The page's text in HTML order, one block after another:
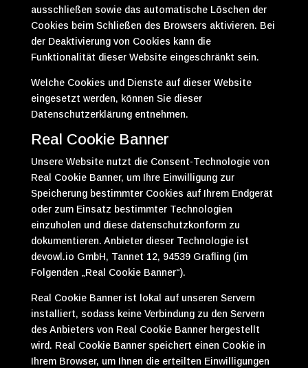
ausschließen sowie das automatische Löschen der
Cookies beim Schließen des Browsers aktivieren. Bei
der Deaktivierung von Cookies kann die
Funktionalität dieser Website eingeschränkt sein.
Welche Cookies und Dienste auf dieser Website
eingesetzt werden, können Sie dieser
Datenschutzerklärung entnehmen.
Real Cookie Banner
Unsere Website nutzt die Consent-Technologie von
Real Cookie Banner, um Ihre Einwilligung zur
Speicherung bestimmter Cookies auf Ihrem Endgerät
oder zum Einsatz bestimmter Technologien
einzuholen und diese datenschutzkonform zu
dokumentieren. Anbieter dieser Technologie ist
devowl.io GmbH, Tannet 12, 94539 Grafling (im
Folgenden „Real Cookie Banner“).
Real Cookie Banner ist lokal auf unseren Servern
installiert, sodass keine Verbindung zu den Servern
des Anbieters von Real Cookie Banner hergestellt
wird. Real Cookie Banner speichert einen Cookie in
Ihrem Browser, um Ihnen die erteilten Einwilligungen